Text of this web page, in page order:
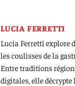
LUCIA FERRETTI
Lucia Ferretti explore
les coulisses de la
Entre traditions
digitales, elle décrypte